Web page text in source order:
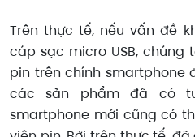
Trên thực tế, nếu vấn đề
cáp sạc micro USB,
pin trên chính smartphone
các sản phẩm đã có
smartphone mới cũng có